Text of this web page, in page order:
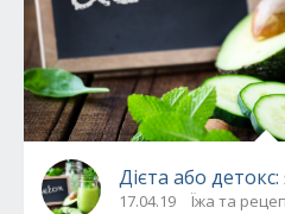
Дієта або
17.04.19 Їжа та